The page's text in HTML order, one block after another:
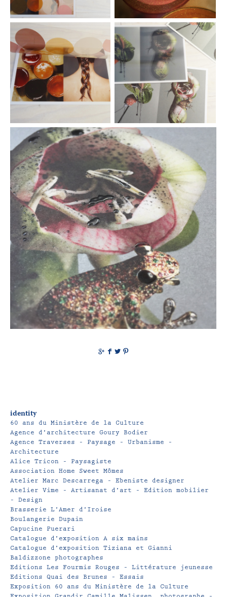
g f t p
identity
60 ans du Ministère de la Culture
Agence d’architecture Goury Bodier
Agence Traverses – Paysage – Urbanisme –
Architecture
Alice Tricon – Paysagiste
Association Home Sweet Mômes
Atelier Marc Descarrega – Ebeniste designer
Atelier Vime – Artisanat d’art – Edition mobilier
– Design
Brasserie L’Amer d’Iroise
Boulangerie Dupain
Capucine Puerari
Catalogue d’exposition A six mains
Catalogue d’exposition Tiziana et Gianni
Baldizzone photographes
Editions Les Fourmis Rouges – Littérature jeunesse
Editions Quai des Brunes – Essais
Exposition 60 ans du Ministère de la Culture